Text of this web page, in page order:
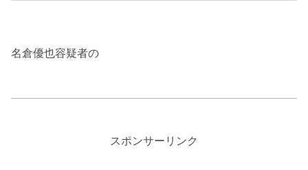
名倉優也容疑者の
スポンサーリンク